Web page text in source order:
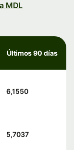
MDL
Últimos 90 días
6,1550
5,7037